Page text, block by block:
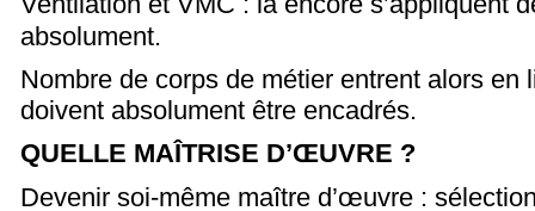
absolument.
Nombre de corps de métier entrent alors en
doivent absolument être encadrés.
QUELLE MAÎTRISE D’ŒUVRE ?
Devenir soi-même maître d’œuvre :